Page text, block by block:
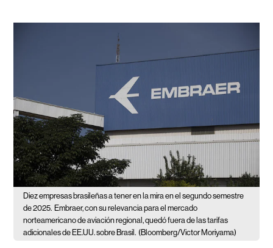
Diez empresas brasileñas a tener en la mira en el segundo semestre
de 2025. Embraer, con su relevancia para el mercado
norteamericano de aviación regional, quedó fuera de las tarifas
adicionales de EE.UU. sobre Brasil. (Bloomberg/Victor Moriyama)